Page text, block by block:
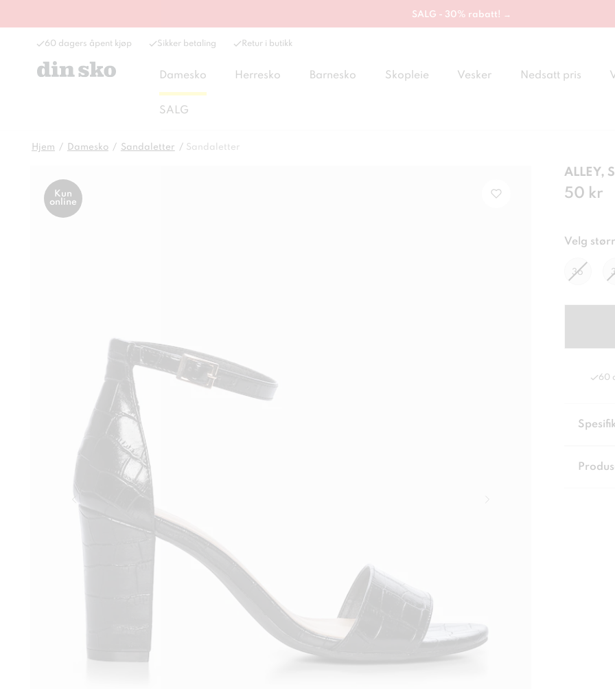
SALG - 30% rabatt! →
60 dagers åpent kjøp Sikker betaling Retur i butikk
Damesko Herresko Barnesko Skopleie Vesker Nedsatt pris
SALG
Hjem Damesko Sandaletter Sandaletter
Kun
online
ALLEY,
Pris :50
50 kr
Velg
36
60